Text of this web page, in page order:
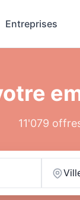
Entreprises
11'079